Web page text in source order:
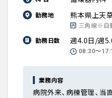
勤務地 熊本県上天
三角線※自
勤務日数
週4.0日/週
08:30〜
業務内容
病院外来、病棟管理、当